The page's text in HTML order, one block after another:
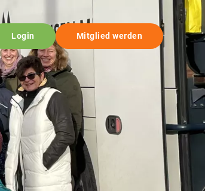
Login Mitglied werden